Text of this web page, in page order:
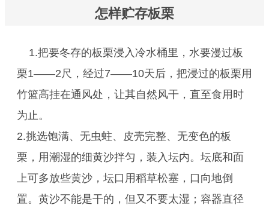
怎样贮存板栗
1.把要冬存的板栗浸入冷水桶里，水要漫过板
栗1——2尺，经过7——10天后，把浸过的板栗用
竹篮高挂在通风处，让其自然风干，直至食用时
为止。
2.挑选饱满、无虫蛀、皮壳完整、无变色的板
栗，用潮湿的细黄沙拌匀，装入坛内。坛底和面
上可多放些黄沙，坛口用稻草松塞，口向地倒
置。黄沙不能是干的，但又不要太湿；容器直径